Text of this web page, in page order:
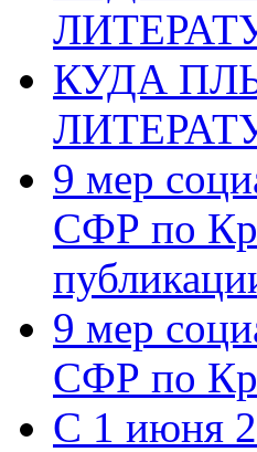
КУДА
9 мер
СФР по
9 мер
СФР по
С 1 июня